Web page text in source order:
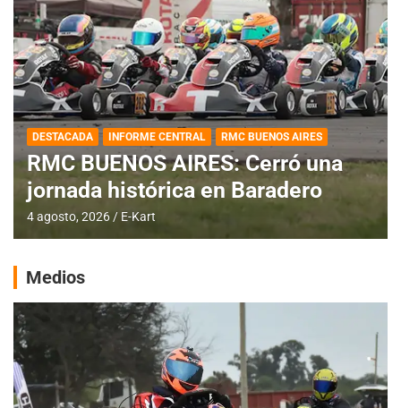
DESTACADA INFORME CENTRAL RMC BUENOS AIRES
RMC BUENOS AIRES: Cerró una
jornada histórica en Baradero
4 agosto, 2026 E-Kart
Medios